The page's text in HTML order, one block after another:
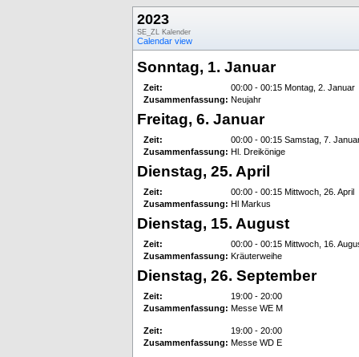
2023
SE_ZL Kalender
Calendar view
Sonntag, 1. Januar
Zeit:
00:00 - 00:15 Montag, 2. Januar
Zusammenfassung: Neujahr
Freitag, 6. Januar
Zeit:
00:00 - 00:15 Samstag, 7.
Zusammenfassung: Hl. Dreikönige
Dienstag, 25. April
Zeit:
00:00 - 00:15 Mittwoch, 26. April
Zusammenfassung: Hl Markus
Dienstag, 15. August
Zeit:
00:00 - 00:15 Mittwoch, 16.
Zusammenfassung: Kräuterweihe
Dienstag, 26. September
Zeit:
19:00 - 20:00
Zusammenfassung: Messe WE M
Zeit:
19:00 - 20:00
Zusammenfassung: Messe WD E